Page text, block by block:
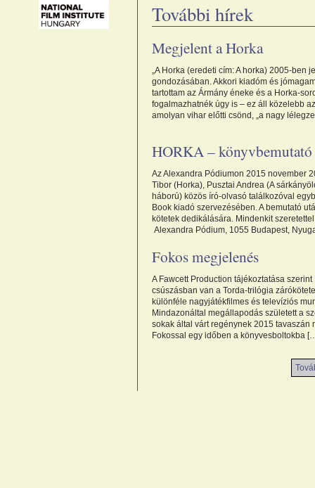
További hírek
Megjelent a Horka
„A Horka (eredeti cím: A horka) 2005-
gondozásában. Akkori kiadóm és
tartottam az Ármány éneke és a Horka-
fogalmazhatnék úgy is – ez áll közelebb
amolyan vihar előtti csönd, „a nagy
HORKA – könyvbemutató
Az Alexandra Pódiumon 2015 november
Tibor (Horka), Pusztai Andrea (A
háború) közös író-olvasó találkozóval
Book kiadó szervezésében. A bemutató
kötetek dedikálására. Mindenkit
Alexandra Pódium, 1055 Budapest,
Fokos megjelenés
A Fawcett Production tájékoztatása
csúszásban van a Torda-trilógia
különféle nagyjátékfilmes és televíziós
Mindazonáltal megállapodás született a
sokak által várt regénynek 2015 tavaszán
Fokossal egy időben a könyvesboltokba